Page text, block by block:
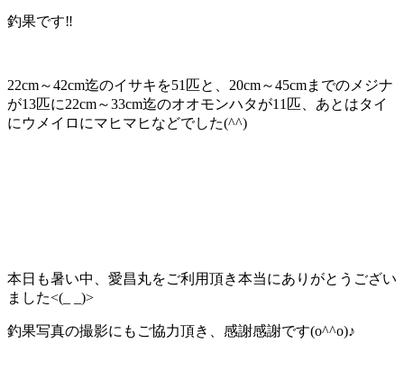
釣果です‼️
22cm～42cm迄のイサキを51匹と、20cm～45cmまでのメジナ
が13匹に22cm～33cm迄のオオモンハタが11匹、あとはタイ
にウメイロにマヒマヒなどでした(^^)
本日も暑い中、愛昌丸をご利用頂き本当にありがとうござい
ました<(_ _)>
釣果写真の撮影にもご協力頂き、感謝感謝です(o^^o)♪